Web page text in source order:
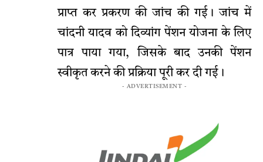
प्राप्त कर प्रकरण की जांच की गई। जांच में
चांदनी यादव को दिव्यांग पेंशन योजना के लिए
पात्र पाया गया, जिसके बाद उनकी पेंशन
स्वीकृत करने की प्रक्रिया पूरी कर दी गई।
- ADVERTISEMENT -